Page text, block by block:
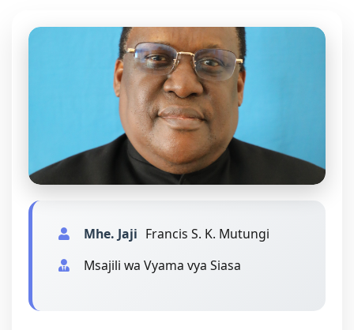
Mhe. Jaji Francis S. K. Mutungi
Msajili wa Vyama vya Siasa